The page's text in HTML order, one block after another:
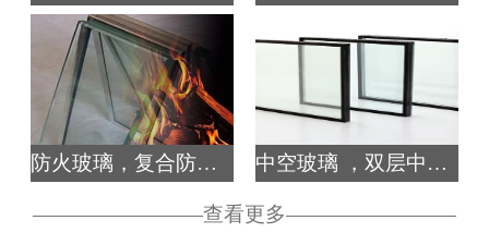
防火玻璃，复合防火玻 中空玻璃 ，双层中空玻
查看更多